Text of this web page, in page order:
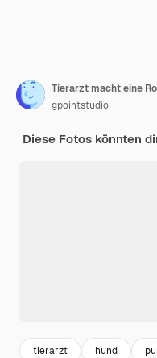
Tierarzt macht eine
gpointstudio
Diese Fotos könnten
tierarzt hund